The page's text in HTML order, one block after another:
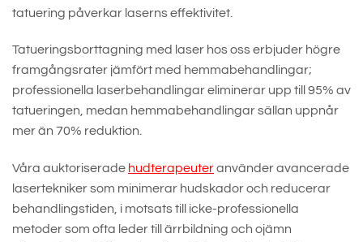
tatuering påverkar laserns effektivitet.
Tatueringsborttagning med laser hos oss erbjuder högre
framgångsrater jämfört med hemmabehandlingar;
professionella laserbehandlingar eliminerar upp till 95% av
tatueringen, medan hemmabehandlingar sällan uppnår
mer än 70% reduktion.
Våra auktoriserade hudterapeuteranvänder avancerade
lasertekniker som minimerar hudskador och reducerar
behandlingstiden, i motsats till icke-professionella
metoder som ofta leder till ärrbildning och ojämn